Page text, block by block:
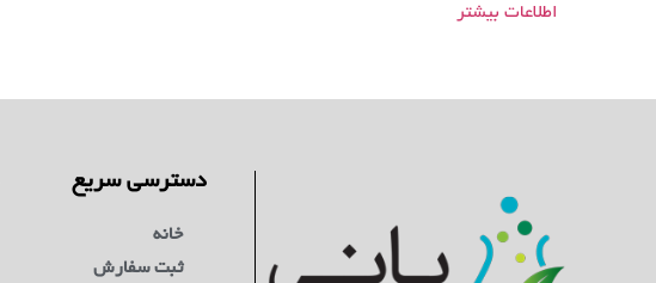
اطلاعات بیشتر
دسترسی سریع
خانه
ثبت سفارش